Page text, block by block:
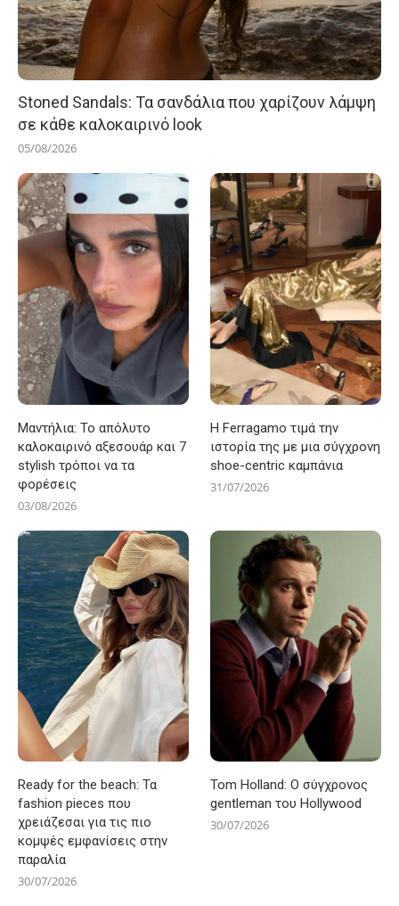
Stoned Sandals: Τα σανδάλια που χαρίζουν λάμψη
σε κάθε καλοκαιρινό look
05/08/2026
Μαντήλια: Το απόλυτο
καλοκαιρινό αξεσουάρ και 7
stylish τρόποι να τα
φορέσεις
03/08/2026
Η Ferragamo τιμά την
ιστορία της με μια σύγχρονη
shoe-centric καμπάνια
31/07/2026
Ready for the beach: Τα
fashion pieces που
χρειάζεσαι για τις πιο
κομψές εμφανίσεις στην
παραλία
30/07/2026
Tom Holland: Ο σύγχρονος
gentleman του Hollywood
30/07/2026